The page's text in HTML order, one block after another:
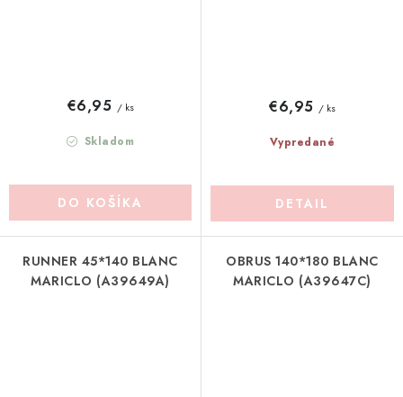
Skladom
€6,95 / ks
DO KOŠÍKA
Vypredané
€6,95 / ks
DETAIL
RUNNER 45*140 BLANC
MARICLO (A39649A)
OBRUS 140*180 BLANC
MARICLO (A39647C)